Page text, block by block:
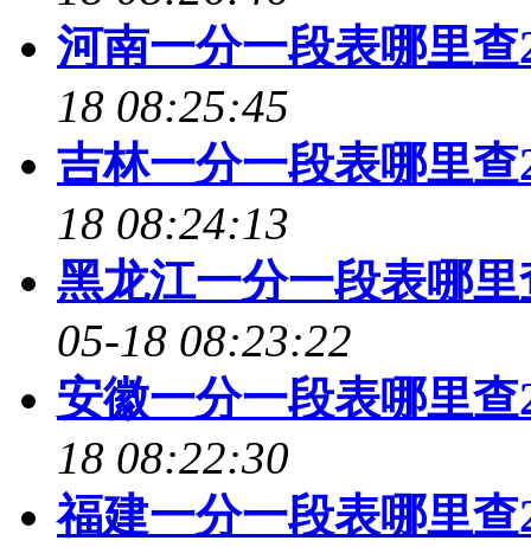
河南一分一段表哪里
18 08:25:45
吉林一分一段表哪里
18 08:24:13
黑龙江一分一段表哪
05-18 08:23:22
安徽一分一段表哪里
18 08:22:30
福建一分一段表哪里